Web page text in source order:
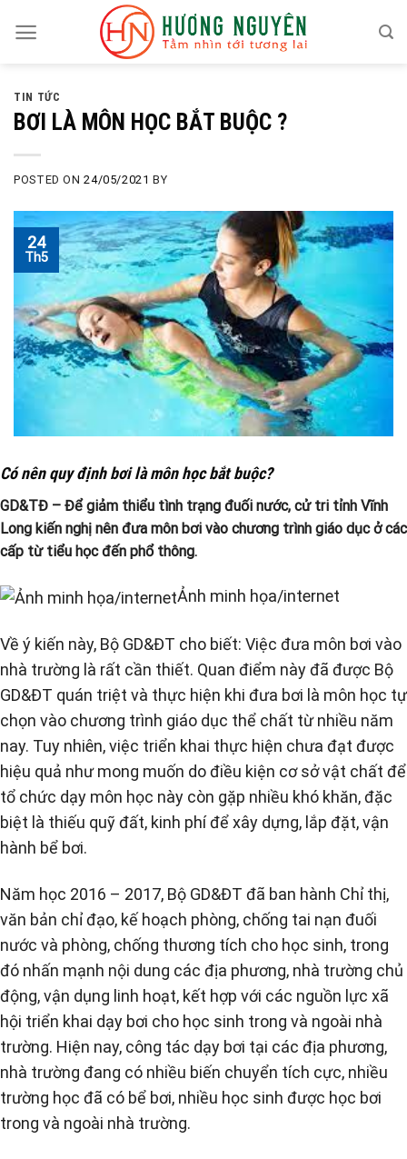
TIN TỨC
BƠI LÀ MÔN HỌC BẮT BUỘC ?
POSTED ON24/05/2021 BY
24
Th5
Có nên quy định bơi là môn học bắt buộc?
GD&TĐ – Để giảm thiểu tình trạng đuối nước, cử tri tỉnh Vĩnh
Long kiến nghị nên đưa môn bơi vào chương trình giáo dục ở các
cấp từ tiểu học đến phổ thông.
Ảnh minh họa/internet
Về ý kiến này, Bộ GD&ĐT cho biết: Việc đưa môn bơi vào
nhà trường là rất cần thiết. Quan điểm này đã được Bộ
GD&ĐT quán triệt và thực hiện khi đưa bơi là môn học tự
chọn vào chương trình giáo dục thể chất từ nhiều năm
nay. Tuy nhiên, việc triển khai thực hiện chưa đạt được
hiệu quả như mong muốn do điều kiện cơ sở vật chất để
tổ chức dạy môn học này còn gặp nhiều khó khăn, đặc
biệt là thiếu quỹ đất, kinh phí để xây dựng, lắp đặt, vận
hành bể bơi.
Năm học 2016 – 2017, Bộ GD&ĐT đã ban hành Chỉ thị,
văn bản chỉ đạo, kế hoạch phòng, chống tai nạn đuối
nước và phòng, chống thương tích cho học sinh, trong
đó nhấn mạnh nội dung các địa phương, nhà trường chủ
động, vận dụng linh hoạt, kết hợp với các nguồn lực xã
hội triển khai dạy bơi cho học sinh trong và ngoài nhà
trường. Hiện nay, công tác dạy bơi tại các địa phương,
nhà trường đang có nhiều biến chuyển tích cực, nhiều
trường học đã có bể bơi, nhiều học sinh được học bơi
trong và ngoài nhà trường.